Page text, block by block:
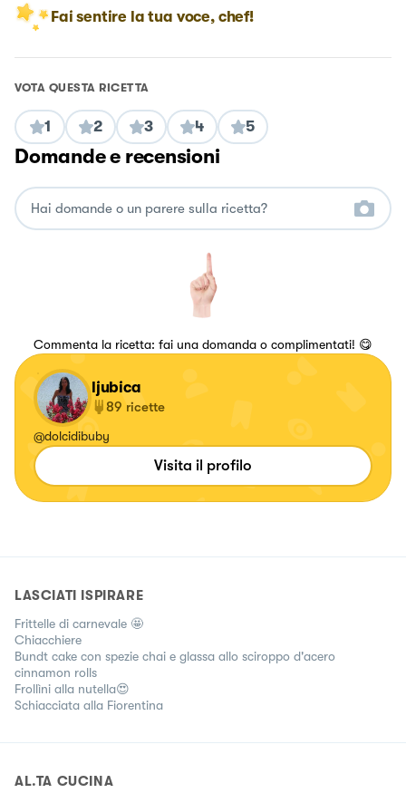
Fai sentire la tua voce, chef!
VOTA QUESTA RICETTA
1 2 3 4 5
Domande e recensioni
Commenta la ricetta: fai una domanda o complimentati! 😋
ljubica
89 ricette
@dolcidibuby
Visita il profilo
LASCIATI ISPIRARE
Frittelle di carnevale 🤩
Chiacchiere
Bundt cake con spezie chai e glassa allo sciroppo d'acero
cinnamon rolls
Frollìni alla nutella😍
Schiacciata alla Fiorentina
AL.TA CUCINA